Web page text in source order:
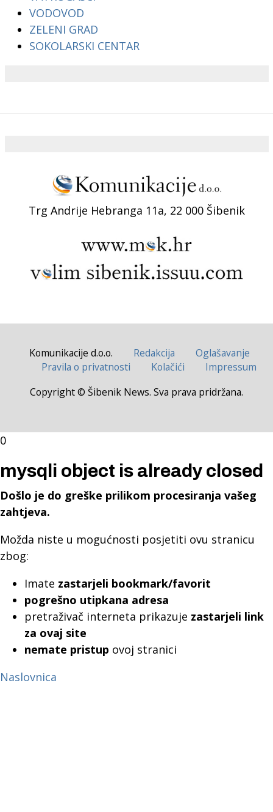
VODOVOD
ZELENI GRAD
SOKOLARSKI CENTAR
Trg Andrije Hebranga 11a, 22 000 Šibenik
Komunikacije d.o.o. Redakcija
Oglašavanje
Pravila o privatnosti
Kolačići
Impressum
Copyright © Šibenik News. Sva prava pridržana.
0
mysqli object is already closed
Došlo je do greške prilikom procesiranja vašeg
zahtjeva.
Možda niste u mogućnosti posjetiti ovu stranicu
zbog:
Imate zastarjeli bookmark/favorit
pogrešno utipkana adresa
pretraživač interneta prikazuje zastarjeli link
za ovaj site
nemate pristup ovoj stranici
Naslovnica